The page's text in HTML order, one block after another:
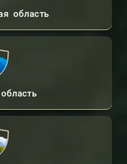
область